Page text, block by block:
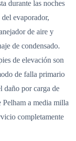
durante las noches
evaporador,
de aire y
de condensado.
de elevación son
de falla primario
daño por carga de
Pelham a media milla
completamente